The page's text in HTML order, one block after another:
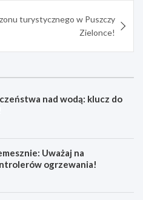
turystycznego w Puszczy
Zielonce!
nad wodą: klucz do
Uważaj na
ogrzewania!